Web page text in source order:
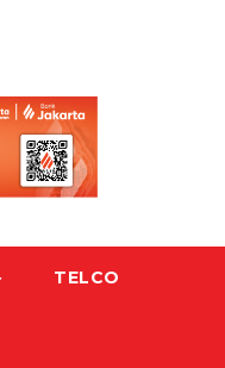
TELCO